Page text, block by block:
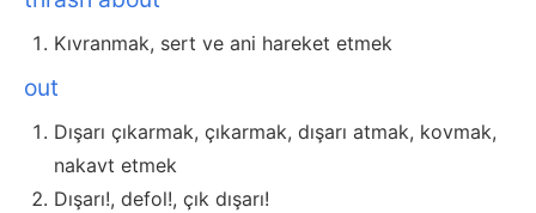
Kıvranmak, sert ve ani hareket etmek
out
Dışarı çıkarmak, çıkarmak, dışarı atmak, kovmak,
nakavt etmek
Dışarı!, defol!, çık dışarı!